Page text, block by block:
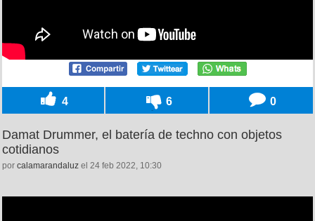
4 6 0
Damat Drummer, el batería de techno con objetos
cotidianos
por calamarandaluz el 24 feb 2022, 10:30